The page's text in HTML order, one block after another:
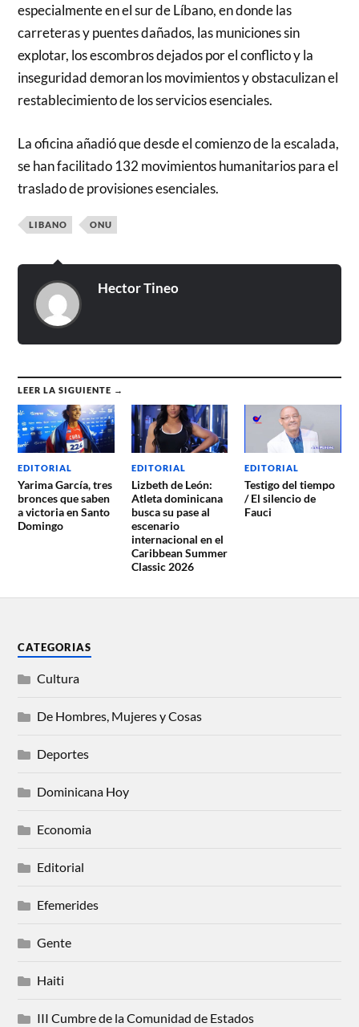
especialmente en el sur de Líbano, en donde las
carreteras y puentes dañados, las municiones sin
explotar, los escombros dejados por el conflicto y la
inseguridad demoran los movimientos y obstaculizan el
restablecimiento de los servicios esenciales.
La oficina añadió que desde el comienzo de la escalada,
se han facilitado 132 movimientos humanitarios para el
traslado de provisiones esenciales.
LIBANO ONU
Hector Tineo
LEER LA SIGUIENTE →
EDITORIAL
Yarima García, tres
bronces que saben
a victoria en Santo
Domingo
EDITORIAL
Lizbeth de León:
Atleta dominicana
busca su pase al
escenario
internacional en el
Caribbean Summer
Classic 2026
EDITORIAL
Testigo del tiempo
/ El silencio de
Fauci
CATEGORIAS
Cultura
De Hombres, Mujeres y Cosas
Deportes
Dominicana Hoy
Economia
Editorial
Efemerides
Gente
Haiti
III Cumbre de la Comunidad de Estados